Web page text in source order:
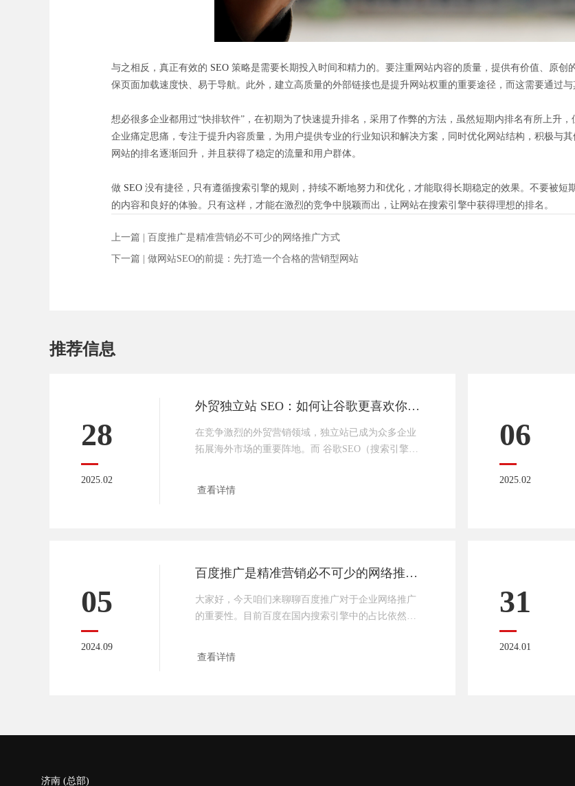
与之相反，真正有效的 SEO 策略是需要长期投入时间和精力的。要注重网站内容的质量，提供有价值、原
保页面加载速度快、易于导航。此外，建立高质量的外部链接也是提升网站权重的重要途径，而这需要通过
想必很多企业都用过“快排软件”，在初期为了快速提升排名，采用了作弊的方法，虽然短期内排名有所上升
企业痛定思痛，专注于提升内容质量，为用户提供专业的行业知识和解决方案，同时优化网站结构，积极与
网站的排名逐渐回升，并且获得了稳定的流量和用户群体。
做 SEO 没有捷径，只有遵循搜索引擎的规则，持续不断地努力和优化，才能取得长期稳定的效果。不要被
的内容和良好的体验。只有这样，才能在激烈的竞争中脱颖而出，让网站在搜索引擎中获得理想的排名。
上一篇 | 百度推广是精准营销必不可少的网络推广方式
下一篇 | 做网站SEO的前提：先打造一个合格的营销型网站
推荐信息
28
2025.02
外贸独立站 SEO：如何让谷歌更喜欢你的网站
在竞争激烈的外贸营销领域，独立站已成为众多企业
拓展海外市场的重要阵地。而 谷歌SEO（搜索引擎优
好谷歌SEO 的关键要点。精准关键词研究：瞄准靶心
查看详情
06
2025.02
05
2024.09
百度推广是精准营销必不可少的网络推广方式
大家好，今天咱们来聊聊百度推广对于企业网络推广
的重要性。目前百度在国内搜索引擎中的占比依然是
查看详情
31
2024.01
济南 (总部)